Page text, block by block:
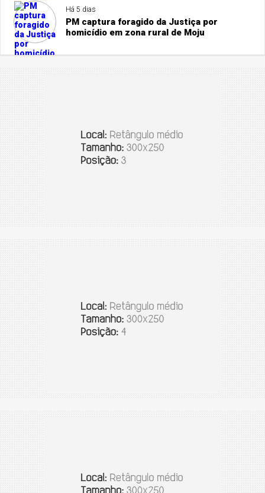
Há 5 dias
PM captura foragido da Justiça por
homicídio em zona rural de Moju